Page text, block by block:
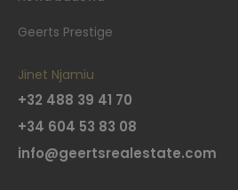
Geerts Prestige
Jinet Njamiu
+32 488 39 41 70
+34 604 53 83 08
info@geertsrealestate.com